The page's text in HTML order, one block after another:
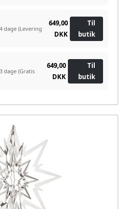
dage (Levering
649,00
DKK
Til
butik
dage (Gratis
649,00
DKK
Til
butik